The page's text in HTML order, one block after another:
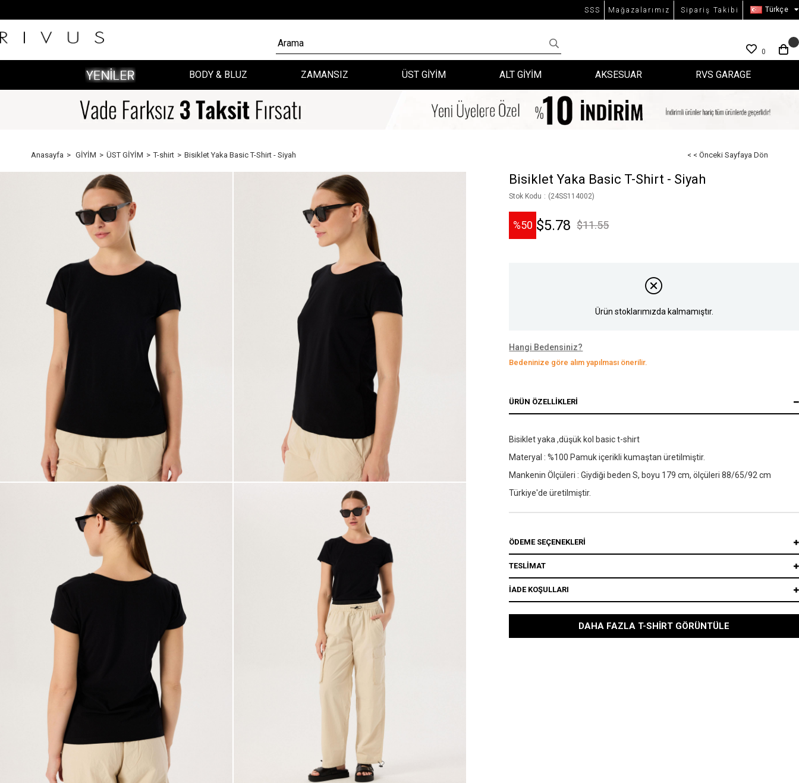
SSS Mağazalarımız Sipariş Takibi Türkçe
0
BODY & BLUZ ZAMANSIZ ÜST GİYİM ALT GİYİM AKSESUAR RVS GARAGE
Anasayfa GİYİM ÜST GİYİM T-shirt Bisiklet Yaka Basic T-Shirt - Siyah < < Önceki Sayfaya Dön
Bisiklet Yaka Basic T-Shirt - Siyah
Stok Kodu (24SS114002)
50 $11.55
$5.78
Ürün stoklarımızda kalmamıştır.
Hangi Bedensiniz?
Bedeninize göre alım yapılması önerilir.
ÜRÜN ÖZELLIKLERI
Bisiklet yaka ,düşük kol basic t-shirt
Materyal : %100 Pamuk içerikli kumaştan üretilmiştir.
Mankenin Ölçüleri : Giydiği beden S, boyu 179 cm, ölçüleri 88/65/92 cm
Türkiye'de üretilmiştir.
ÖDEME SEÇENEKLERI
TESLİMAT
İADE KOŞULLARI
DAHA FAZLA T-SHIRT GÖRÜNTÜLE